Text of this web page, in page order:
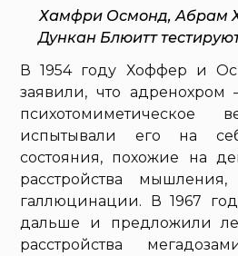
Хамфри Осмонд, Абрам
Дункан Блюитт
В 1954 году Хоффер и
заявили, что адренохром
психотомиметическое
испытывали его на
состояния, похожие на
расстройства
галлюцинации. В 1967
дальше и предложили
расстройства